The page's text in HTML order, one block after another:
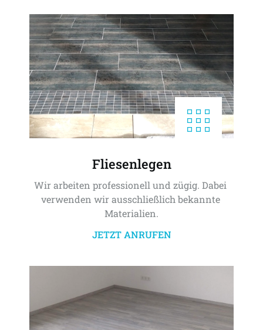
Fliesenlegen
Wir arbeiten professionell und zügig. Dabei
verwenden wir ausschließlich bekannte
Materialien.
JETZT ANRUFEN